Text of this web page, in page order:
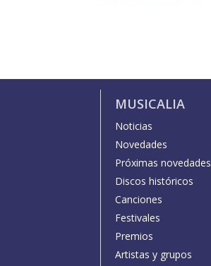
MUSICALIA
Noticias
Novedades
Próximas novedades
Discos históricos
Canciones
Festivales
Premios
Artistas y grupos